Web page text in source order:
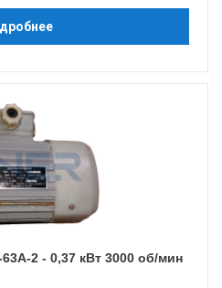
2 - 0,37 кВт 3000 об/мин